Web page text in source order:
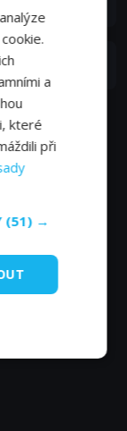
a
které
při
(51) →